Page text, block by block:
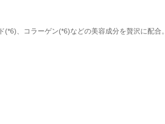
、コラーゲン(*6)などの美容成分を贅沢に配合。